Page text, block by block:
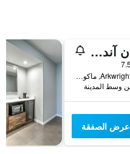
كانتري إن آند سويتس باي راديسون، ماكون نورث، جورجيا
3915 Arkwright Road, ماكون, GA, الولايات المتحدة الأميريكية
عرض الصفقة